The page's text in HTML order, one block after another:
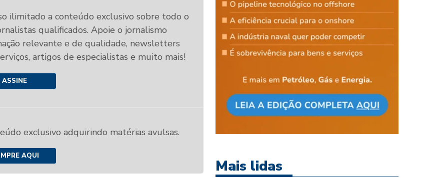
ilimitado a conteúdo exclusivo sobre todo o
qualificados. Apoie o jornalismo
relevante e de qualidade, newsletters
artigos de especialistas e muito mais!
ASSINE
exclusivo adquirindo matérias avulsas.
AQUI
Mais lidas